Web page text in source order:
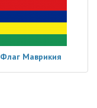
Флаг Маврикия